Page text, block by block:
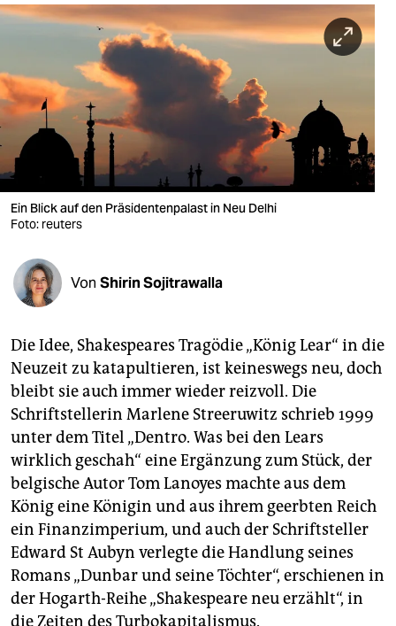
berlin
nord
wahrheit
verlag
verlag
veranstaltungen
shop
unterstützen
abo
genossenschaft
epaper login
Ein Blick auf den Präsidentenpalast in Neu Delhi
Foto: reuters
Von Shirin Sojitrawalla
Die Idee, Shakespeares Tragödie „König Lear“ in die
Neuzeit zu katapultieren, ist keineswegs neu, doch
bleibt sie auch immer wieder reizvoll. Die
Schriftstellerin Marlene Streeruwitz schrieb 1999
unter dem Titel „Dentro. Was bei den Lears
wirklich geschah“ eine Ergänzung zum Stück, der
belgische Autor Tom Lanoyes machte aus dem
König eine Königin und aus ihrem geerbten Reich
ein Finanzimperium, und auch der Schriftsteller
Edward St Aubyn verlegte die Handlung seines
Romans „Dunbar und seine Töchter“, erschienen in
der Hogarth-Reihe „Shakespeare neu erzählt“, in
die Zeiten des Turbokapitalismus.